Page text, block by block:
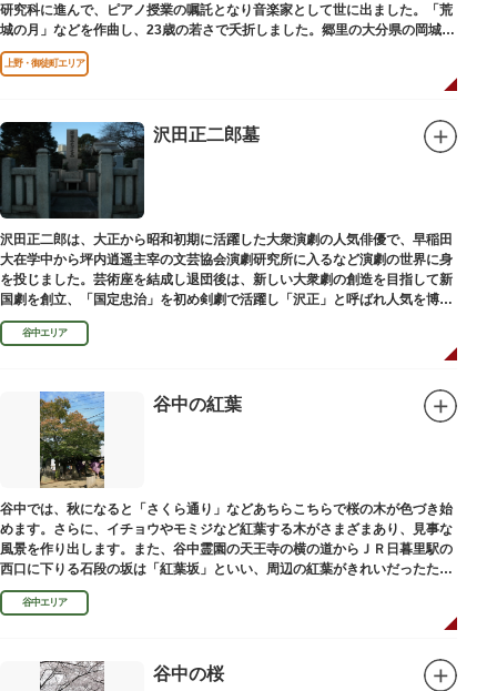
研究科に進んで、ピアノ授業の嘱託となり音楽家として世に出ました。「荒
城の月」などを作曲し、23歳の若さで夭折しました。郷里の大分県の岡城趾
にも同じ像が置かれています。
上野・御徒町エリア
沢田正二郎墓
沢田正二郎は、大正から昭和初期に活躍した大衆演劇の人気俳優で、早稲田
大在学中から坪内逍遥主宰の文芸協会演劇研究所に入るなど演劇の世界に身
を投じました。芸術座を結成し退団後は、新しい大衆劇の創造を目指して新
国劇を創立、「国定忠治」を初め剣劇で活躍し「沢正」と呼ばれ人気を博し
ました。お墓は谷中霊園にあります。
谷中エリア
谷中の紅葉
谷中では、秋になると「さくら通り」などあちらこちらで桜の木が色づき始
めます。さらに、イチョウやモミジなど紅葉する木がさまざまあり、見事な
風景を作り出します。また、谷中霊園の天王寺の横の道からＪＲ日暮里駅の
西口に下りる石段の坂は「紅葉坂」といい、周辺の紅葉がきれいだったため
このように命名されたという説があります。
谷中エリア
谷中の桜